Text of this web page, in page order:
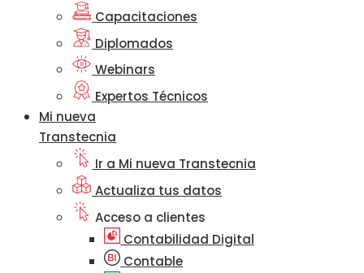
Capacitaciones
Diplomados
Webinars
Expertos Técnicos
Mi nueva
Transtecnia
Ir a Mi nueva Transtecnia
Actualiza tus datos
Acceso a clientes
Contabilidad Digital
Contable